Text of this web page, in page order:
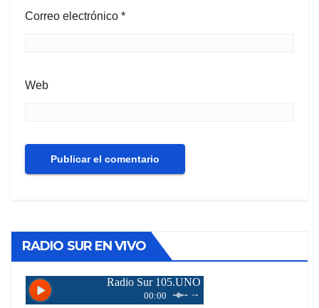
Correo electrónico *
Web
RADIO SUR EN VIVO